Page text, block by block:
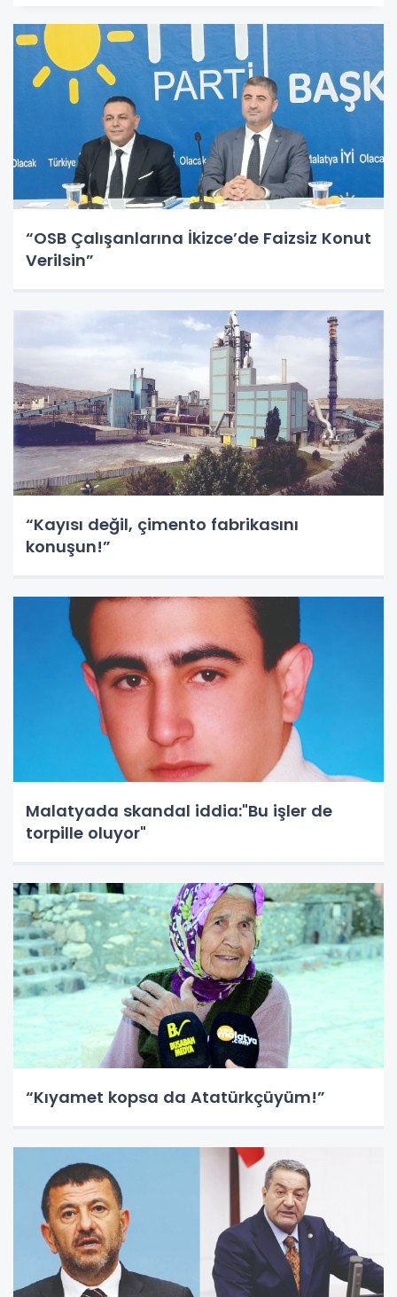
“OSB Çalışanlarına İkizce’de Faizsiz Konut
Verilsin”
“Kayısı değil, çimento fabrikasını
konuşun!”
Malatyada skandal iddia:"Bu işler de
torpille oluyor"
“Kıyamet kopsa da Atatürkçüyüm!”